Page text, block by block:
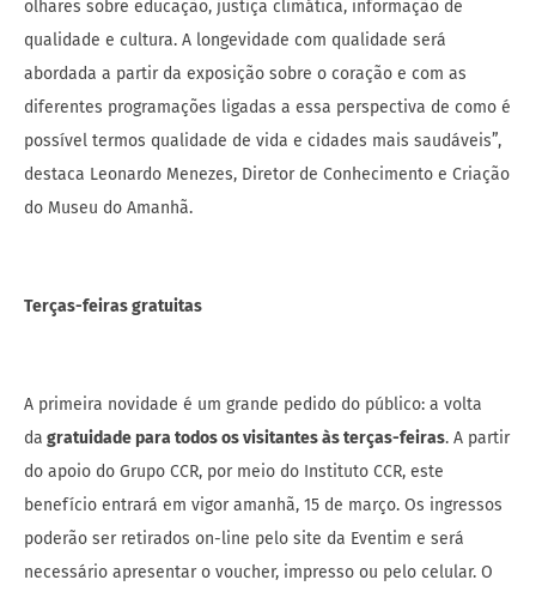
olhares sobre educação, justiça climática, informação de
qualidade e cultura. A longevidade com qualidade será
abordada a partir da exposição sobre o coração e com as
diferentes programações ligadas a essa perspectiva de como é
possível termos qualidade de vida e cidades mais saudáveis”,
destaca Leonardo Menezes, Diretor de Conhecimento e Criação
do Museu do Amanhã.
Terças-feiras gratuitas
A primeira novidade é um grande pedido do público: a volta
da gratuidade para todos os visitantes às terças-feiras. A partir
do apoio do Grupo CCR, por meio do Instituto CCR, este
benefício entrará em vigor amanhã, 15 de março. Os ingressos
poderão ser retirados on-line pelo site da Eventim e será
necessário apresentar o voucher, impresso ou pelo celular. O